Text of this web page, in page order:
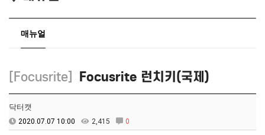
매뉴얼
[Focusrite] Focusrite 런치키(국제)
닥터캣
2020.07.07 10:00 2,415 0